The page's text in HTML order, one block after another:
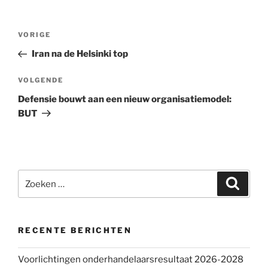
Bericht
Vorig
bericht
VORIGE
Iran na de Helsinki top
Volgend
bericht
VOLGENDE
Defensie bouwt aan een nieuw organisatiemodel:
BUT
naar:
RECENTE BERICHTEN
Voorlichtingen onderhandelaarsresultaat 2026-2028